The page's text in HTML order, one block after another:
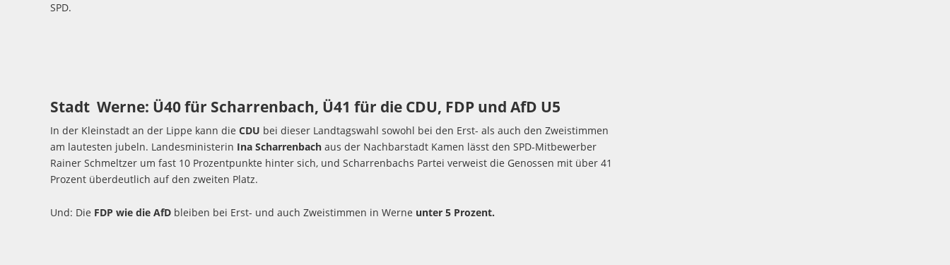
SPD.
Stadt Werne: Ü40 für Scharrenbach, Ü41 für die CDU, FDP und AfD U5
In der Kleinstadt an der Lippe kann die CDU bei dieser Landtagswahl sowohl bei den Erst- als auch den Zweistimmen
am lautesten jubeln. Landesministerin Ina Scharrenbach aus der Nachbarstadt Kamen lässt den SPD-Mitbewerber
Rainer Schmeltzer um fast 10 Prozentpunkte hinter sich, und Scharrenbachs Partei verweist die Genossen mit über 41
Prozent überdeutlich auf den zweiten Platz.
Und: Die FDP wie die AfD bleiben bei Erst- und auch Zweistimmen in Werne unter 5 Prozent.